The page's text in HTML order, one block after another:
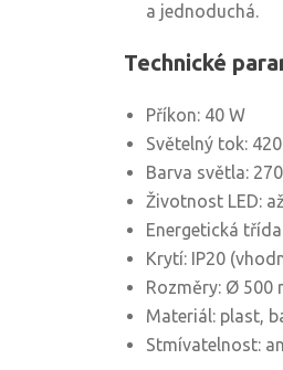
a jednoduchá.
Technické
Příkon: 40 W
Světelný tok:
Barva světla:
Životnost LED:
Energetická
Krytí: IP20
Rozměry: Ø 500
Materiál: plast,
Stmívatelnost: